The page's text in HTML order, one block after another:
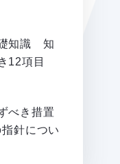
知識 知
12項目
べき措置
針につい